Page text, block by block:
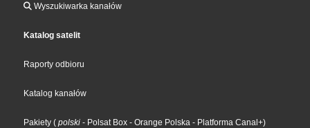
Wyszukiwarka kanałów
Katalog satelit
Raporty odbioru
Katalog kanałów
Pakiety ( polski - Polsat Box - Orange Polska - Platforma Canal+)